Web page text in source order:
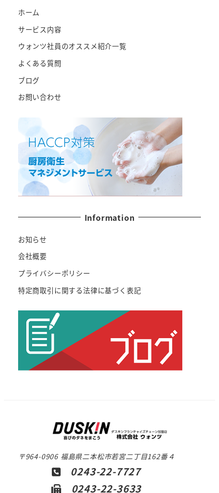
ホーム
サービス内容
ウォンツ社員のオススメ紹介一覧
よくある質問
ブログ
お問い合わせ
Information
お知らせ
会社概要
プライバシーポリシー
特定商取引に関する法律に基づく表記
〒964-0906 福島県二本松市若宮二丁目162番４
0243-22-7727
0243-22-3633